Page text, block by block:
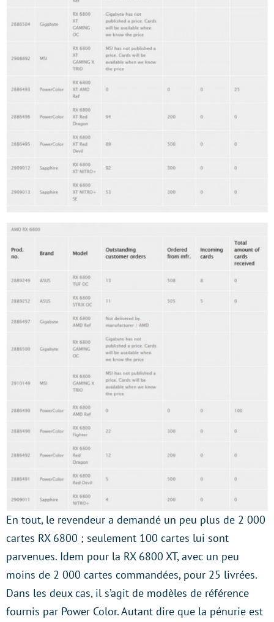
En tout, le revendeur a demandé un peu plus de 2 000
cartes RX 6800 ; seulement 100 cartes lui sont
parvenues. Idem pour la RX 6800 XT, avec un peu
moins de 2 000 cartes commandées, pour 25 livrées.
Dans les deux cas, il s’agit de modèles de référence
fournis par Power Color. Autant dire que la pénurie est